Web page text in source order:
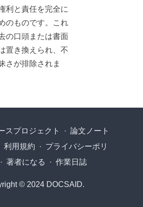
利と責任を完全に
のものです。これ
の口頭または書面
置き換えられ、不
さが排除されま
スプロジェクト · 論文ノート
利用規約 · プライバシーポリ
· 著者になる · 作業日誌
© 2024 DOCSAID.